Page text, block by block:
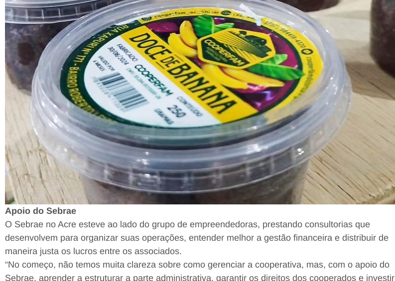
Apoio do Sebrae
O Sebrae no Acre esteve ao lado do grupo de empreendedoras, prestando consultorias que
desenvolvem para organizar suas operações, entender melhor a gestão financeira e distribuir de
maneira justa os lucros entre os associados.
“No começo, não temos muita clareza sobre como gerenciar a cooperativa, mas, com o apoio do
Sebrae, aprender a estruturar a parte administrativa, garantir os direitos dos cooperados e investir